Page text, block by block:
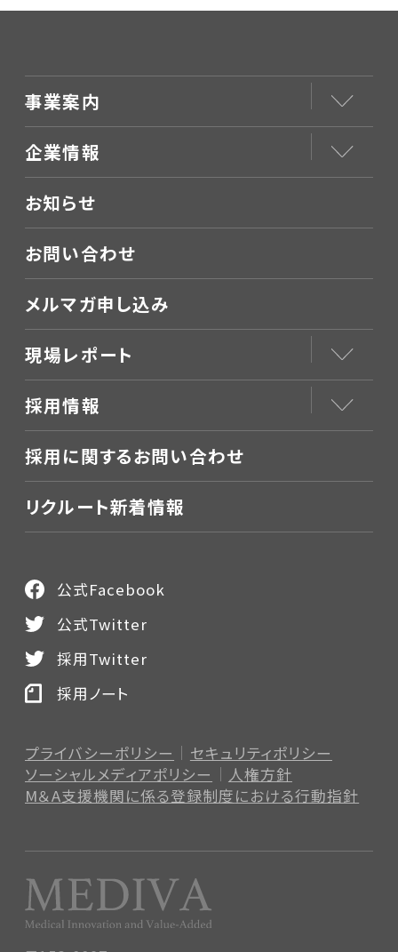
事業案内
企業情報
お知らせ
お問い合わせ
メルマガ申し込み
現場レポート
採用情報
採用に関するお問い合わせ
リクルート新着情報
プライバシーポリシー
セキュリティポリシー
ソーシャルメディアポリシー
人権方針
M＆A支援機関に係る登録制度における行動指針
公式Facebook
公式Twitter
採用Twitter
採用ノート